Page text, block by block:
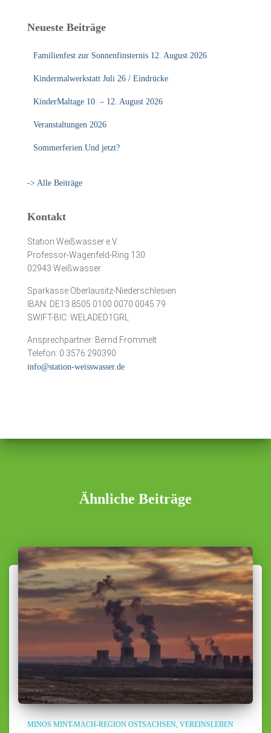
Neueste Beiträge
Familienfest zur Sonnenfinsternis 12. August 2026
Kindermalwerkstatt Juli 26 / Eindrücke
KinderMaltage 10. – 12. August 2026
Veranstaltungen 2026
Sommerferien.Und jetzt?
-> Alle Beiträge
Kontakt
Station Weißwasser e.V.
Professor-Wagenfeld-Ring 130
02943 Weißwasser
Sparkasse Oberlausitz-Niederschlesien
IBAN: DE13 8505 0100 0070 0045 79
SWIFT-BIC: WELADED1GRL
Ansprechpartner: Bernd Frommelt
Telefon: 0 3576 290390
info@station-weisswasser.de
Ähnliche Beiträge
MINOS MINT-MACH-REGION OSTSACHSEN VEREINSLEBEN